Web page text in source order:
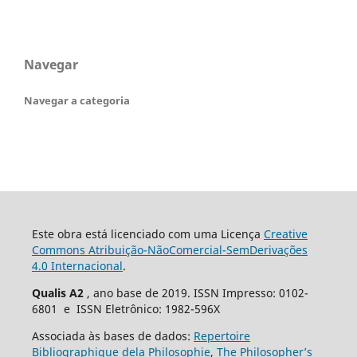
Navegar
Navegar a categoria
Este obra está licenciado com uma Licença Creative
Commons Atribuição-NãoComercial-SemDerivações
4.0 Internacional.
Qualis A2 , ano base de 2019. ISSN Impresso: 0102-
6801 e ISSN Eletrônico: 1982-596X
Associada às bases de dados: Repertoire
Bibliographique dela Philosophie, The Philosopher’s